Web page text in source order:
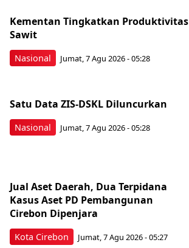
Nasional
Kementan Tingkatkan Produktivitas
Sawit
Jumat, 7 Agu 2026 - 05:28
Nasional
Satu Data ZIS-DSKL Diluncurkan
Jumat, 7 Agu 2026 - 05:28
Kota Cirebon
Jual Aset Daerah, Dua Terpidana
Kasus Aset PD Pembangunan
Cirebon Dipenjara
Jumat, 7 Agu 2026 - 05:27